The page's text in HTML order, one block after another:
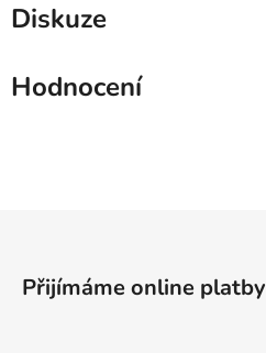
Diskuze
Hodnocení
Přijímáme online platby